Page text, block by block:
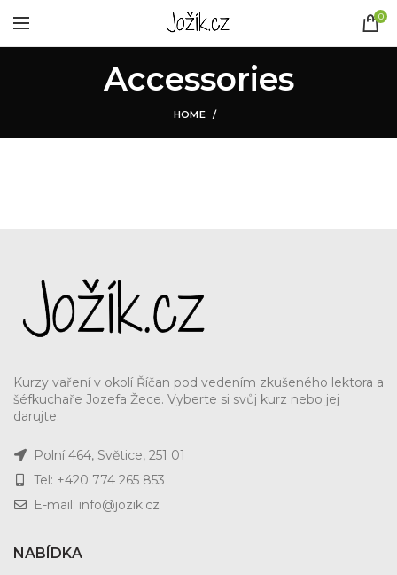
0
Accessories
HOME
Kurzy vaření v okolí Říčan pod vedením zkušeného lektora a
šéfkuchaře Jozefa Žece. Vyberte si svůj kurz nebo jej
darujte.
Polní 464, Světice, 251 01
Tel: +420 774 265 853
E-mail: info@jozik.cz
NABÍDKA